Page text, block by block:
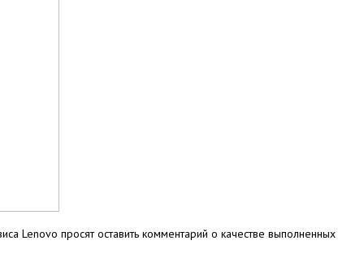
Lenovo просят оставить комментарий о качестве выполненных